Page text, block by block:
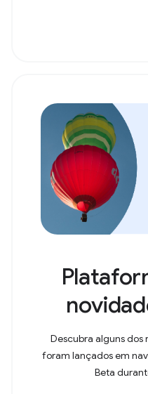
Descubra alguns dos
foram lançados em
Beta